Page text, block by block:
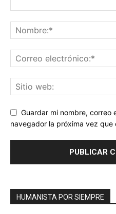
Guardar mi nombre, correo
navegador la próxima vez que
HUMANISTA POR SIEMPRE